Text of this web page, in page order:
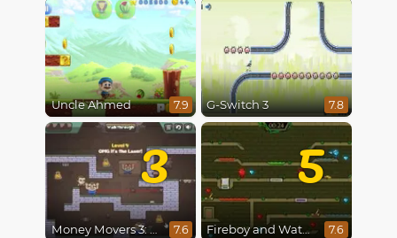
Uncle Ahmed 7.9 G-Switch 3 7.8
3
Money Movers 3: Guard Duty 7.6
5
Fireboy and Watergirl 5 : Elements 7.6